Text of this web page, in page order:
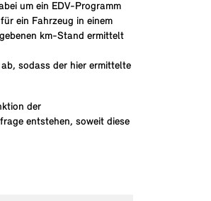
um ein EDV-Programm
ein Fahrzeug in einem
km-Stand ermittelt
sodass der hier ermittelte
der
entstehen, soweit diese